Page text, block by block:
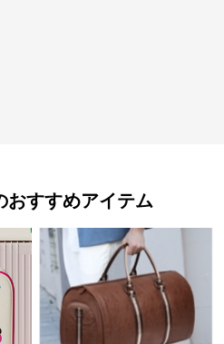
おすすめアイテム